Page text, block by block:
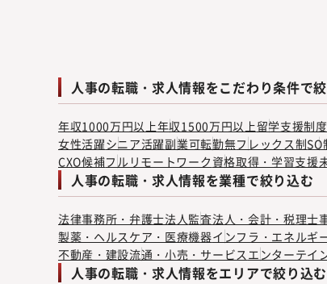
人事の転職・求人情報をこだわり条件で
年収1000万円以上年収1500万円以上留学支援制
女性活躍シニア活躍副業可転勤無フレックス制SO
CXO候補フルリモートワーク資格取得・学習支援
人事の転職・求人情報を業種で絞り込む
法律事務所・弁護士法人監査法人・会計・税理士
製薬・ヘルスケア・医療機器インフラ・エネルギ
不動産・建設流通・小売・サービス エンターテイ
人事の転職・求人情報をエリアで絞り込む